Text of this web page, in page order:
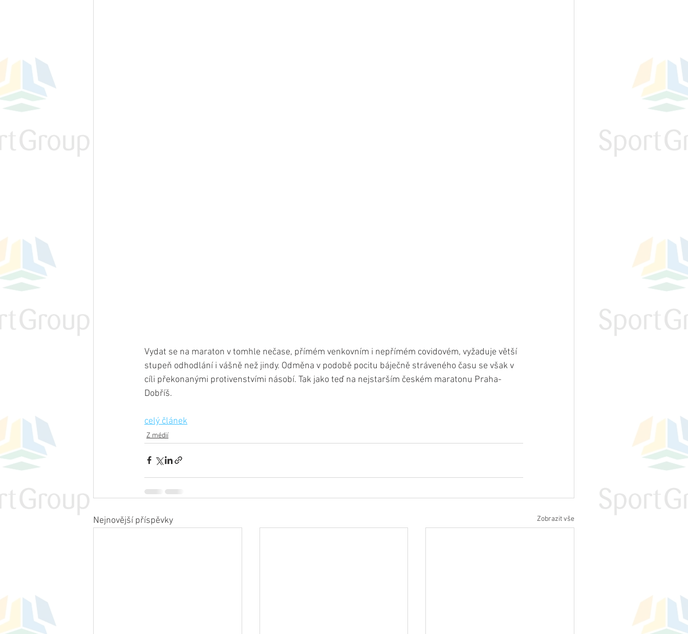
Vydat se na maraton v tomhle nečase, přímém venkovním i nepřímém covidovém, vyžaduje větší
stupeň odhodlání i vášně než jindy. Odměna v podobě pocitu báječně stráveného času se však v
cíli překonanými protivenstvími násobí. Tak jako teď na nejstarším českém maratonu Praha-
Dobříš.
celý článek
Z médií
Nejnovější příspěvky Zobrazit vše